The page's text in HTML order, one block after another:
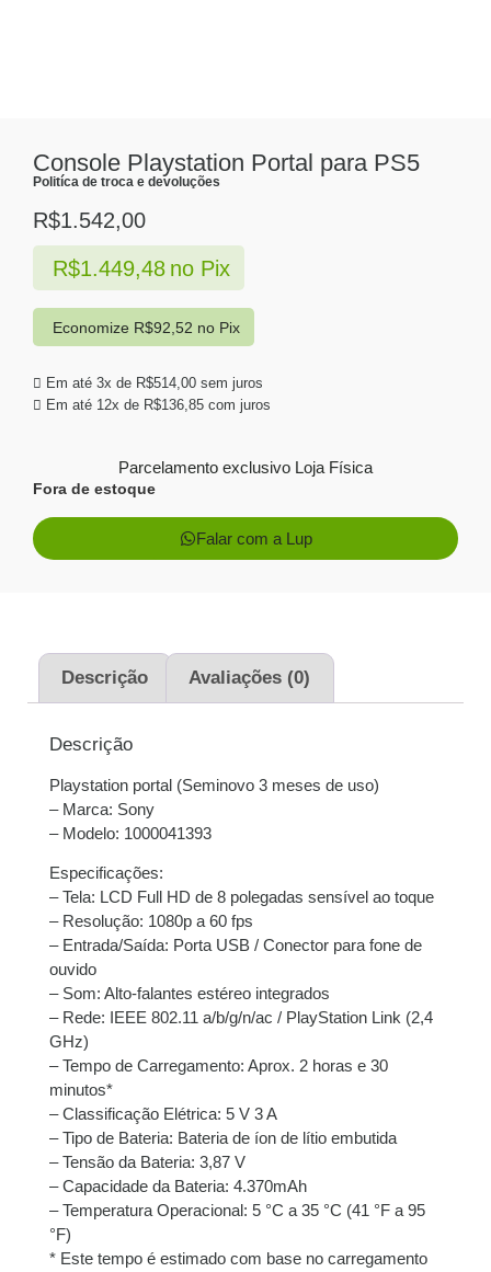
Console Playstation Portal para PS5
Politíca de troca e devoluções
R$1.542,00
Em até 3x de R$514,00 sem juros
Em até 12x de R$136,85 com juros
R$1.449,48 no Pix
Economize R$92,52 no Pix
Parcelamento exclusivo Loja Física
Fora de estoque
Falar com a Lup
Descrição Avaliações (0)
Descrição
Playstation portal (Seminovo 3 meses de uso)
– Marca: Sony
– Modelo: 1000041393
Especificações:
– Tela: LCD Full HD de 8 polegadas sensível ao toque
– Resolução: 1080p a 60 fps
– Entrada/Saída: Porta USB / Conector para fone de
ouvido
– Som: Alto-falantes estéreo integrados
– Rede: IEEE 802.11 a/b/g/n/ac / PlayStation Link (2,4
GHz)
– Tempo de Carregamento: Aprox. 2 horas e 30
minutos*
– Classificação Elétrica: 5 V 3 A
– Tipo de Bateria: Bateria de íon de lítio embutida
– Tensão da Bateria: 3,87 V
– Capacidade da Bateria: 4.370mAh
– Temperatura Operacional: 5 °C a 35 °C (41 °F a 95
°F)
* Este tempo é estimado com base no carregamento